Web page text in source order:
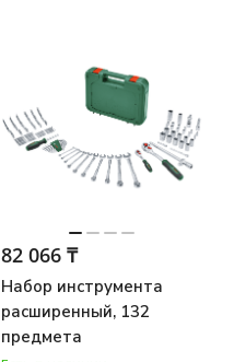
82 066 ₸
Набор инструмента
расширенный, 132
предмета